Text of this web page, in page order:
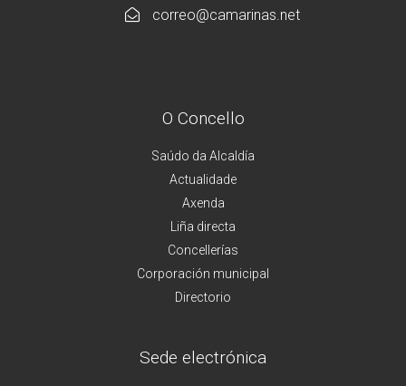
correo@camarinas.net
O Concello
Saúdo da Alcaldía
Actualidade
Axenda
Liña directa
Concellerías
Corporación municipal
Directorio
Sede electrónica